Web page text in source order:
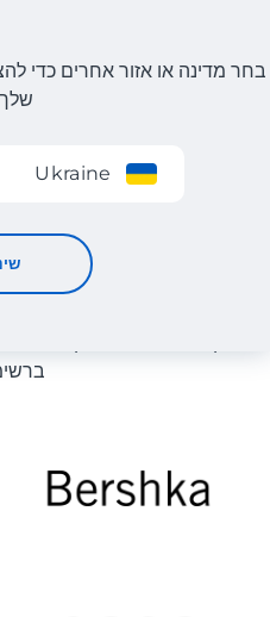
בחר מדינה או אזור אחרים כדי
שלך
Ukraineקטלוג חנויות
קטלוג